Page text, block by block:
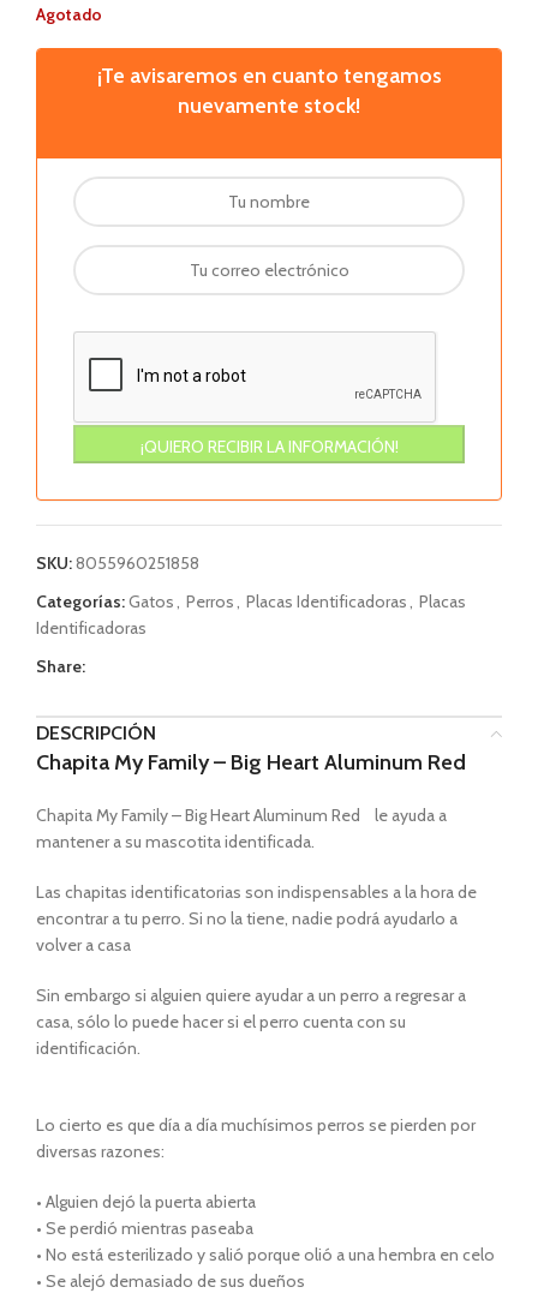
Agotado
¡Te avisaremos en cuanto tengamos
nuevamente stock!
SKU:8055960251858
Categorías:Gatos, Perros, Placas Identificadoras, Placas
Identificadoras
Share:
DESCRIPCIÓN
Chapita My Family – Big Heart Aluminum Red
Chapita My Family – Big Heart Aluminum Red le ayuda a
mantener a su mascotita identificada.
Las chapitas identificatorias son indispensables a la hora de
encontrar a tu perro. Si no la tiene, nadie podrá ayudarlo a
volver a casa
Sin embargo si alguien quiere ayudar a un perro a regresar a
casa, sólo lo puede hacer si el perro cuenta con su
identificación.
Lo cierto es que dí­a a dí­a muchí­simos perros se pierden por
diversas razones:
• Alguien dejó la puerta abierta
• Se perdió mientras paseaba
• No está esterilizado y salió porque olió a una hembra en celo
• Se alejó demasiado de sus dueños